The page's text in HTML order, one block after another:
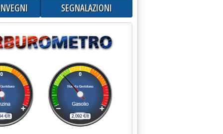
SEGNALAZIONI